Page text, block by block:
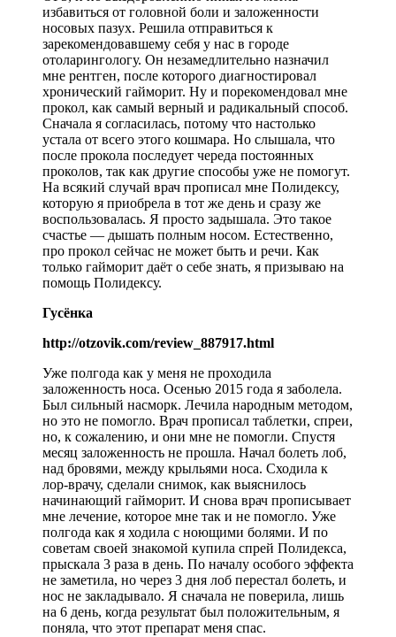
избавиться от головной боли и заложенности
носовых пазух. Решила отправиться к
зарекомендовавшему себя у нас в городе
отоларингологу. Он незамедлительно назначил
мне рентген, после которого диагностировал
хронический гайморит. Ну и порекомендовал мне
прокол, как самый верный и радикальный способ.
Сначала я согласилась, потому что настолько
устала от всего этого кошмара. Но слышала, что
после прокола последует череда постоянных
проколов, так как другие способы уже не помогут.
На всякий случай врач прописал мне Полидексу,
которую я приобрела в тот же день и сразу же
воспользовалась. Я просто задышала. Это такое
счастье — дышать полным носом. Естественно,
про прокол сейчас не может быть и речи. Как
только гайморит даёт о себе знать, я призываю на
помощь Полидексу.
Гусёнка
http://otzovik.com/review_887917.html
Уже полгода как у меня не проходила
заложенность носа. Осенью 2015 года я заболела.
Был сильный насморк. Лечила народным методом,
но это не помогло. Врач прописал таблетки, спреи,
но, к сожалению, и они мне не помогли. Спустя
месяц заложенность не прошла. Начал болеть лоб,
над бровями, между крыльями носа. Сходила к
лор-врачу, сделали снимок, как выяснилось
начинающий гайморит. И снова врач прописывает
мне лечение, которое мне так и не помогло. Уже
полгода как я ходила с ноющими болями. И по
советам своей знакомой купила спрей Полидекса,
прыскала 3 раза в день. По началу особого эффекта
не заметила, но через 3 дня лоб перестал болеть, и
нос не закладывало. Я сначала не поверила, лишь
на 6 день, когда результат был положительным, я
поняла, что этот препарат меня спас.